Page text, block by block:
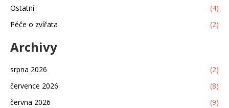
Ostatní
(4)
Péče o zvířata
(2)
Archivy
srpna 2026
(2)
července 2026
(8)
června 2026
(9)